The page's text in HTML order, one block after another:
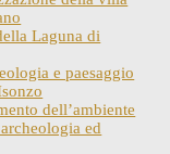
Laguna di
e paesaggio
dell’ambiente
ed